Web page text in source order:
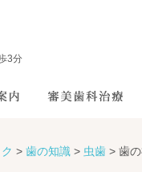
3分
> 歯の知識 > 虫歯 > 歯